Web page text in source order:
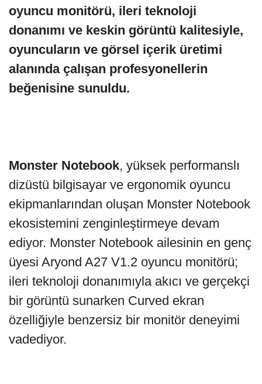
oyuncu monitörü, ileri teknoloji
donanımı ve keskin görüntü kalitesiyle,
oyuncuların ve görsel içerik üretimi
alanında çalışan profesyonellerin
beğenisine sunuldu.
Monster Notebook, yüksek performanslı
dizüstü bilgisayar ve ergonomik oyuncu
ekipmanlarından oluşan Monster Notebook
ekosistemini zenginleştirmeye devam
ediyor. Monster Notebook ailesinin en genç
üyesi Aryond A27 V1.2 oyuncu monitörü;
ileri teknoloji donanımıyla akıcı ve gerçekçi
bir görüntü sunarken Curved ekran
özelliğiyle benzersiz bir monitör deneyimi
vadediyor.